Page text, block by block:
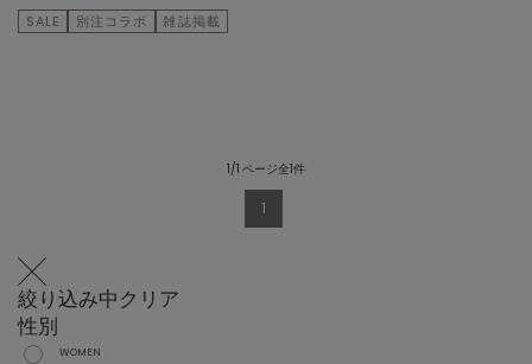
SALE 別注コラボ 雑誌掲載
1/1 ページ全1件
1
絞り込み中クリア
性別
WOMEN